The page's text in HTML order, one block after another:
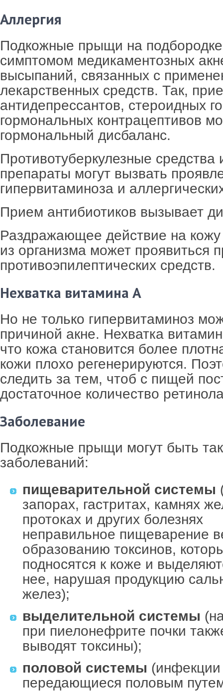
Аллергия
Подкожные прыщи на
симптомом медикаментозных
высыпаний, связанных с
лекарственных средств. Так,
антидепрессантов, стероидных
гормональных контрацептивов
гормональный дисбаланс.
Противотуберкулезные
препараты могут вызвать
гипервитаминоза и
Прием антибиотиков вызывает
Раздражающее действие на
из организма может проявиться
противоэпилептических средств.
Нехватка витамина А
Но не только гипервитаминоз
причиной акне. Нехватка
что кожа становится более
кожи плохо регенерируются.
следить за тем, чтоб с пищей
достаточное количество
Заболевание
Подкожные прыщи могут быть
заболеваний:
пищеварительной системы
запорах, гастритах, камнях
протоках и других болезнях
неправильное пищеварение
образованию токсинов,
подносятся к коже и
нее, нарушая продукцию
желез);
выделительной системы
при пиелонефрите почки
выводят токсины);
половой системы (инфекции
передающиеся половым